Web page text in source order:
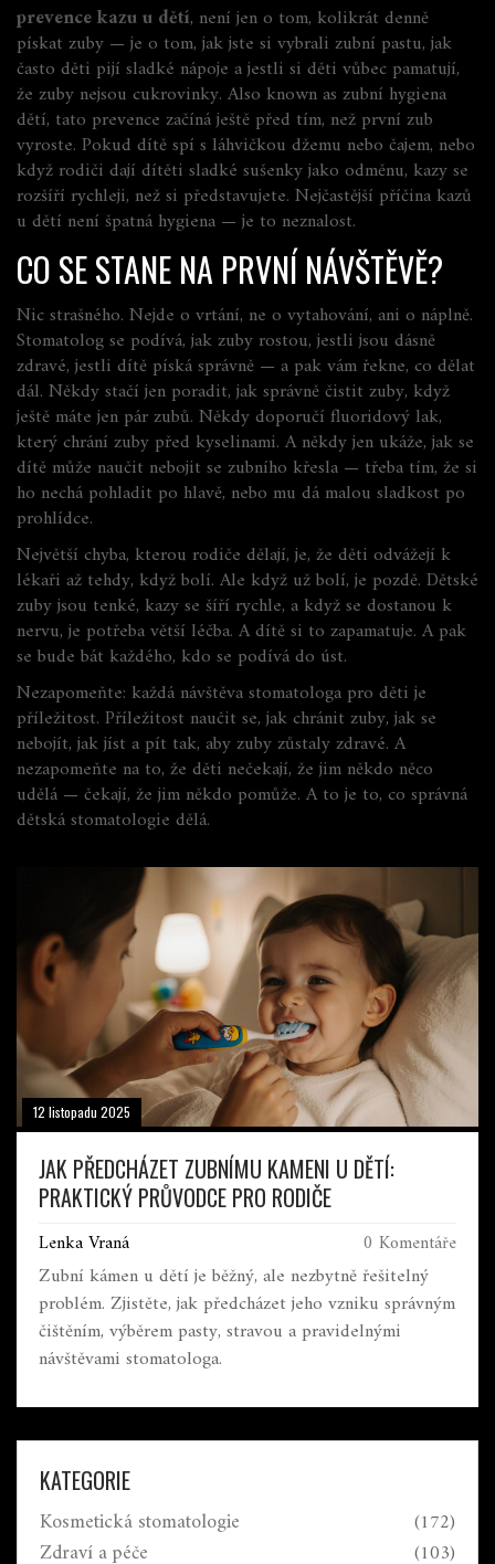
prevence kazu u dětí, není jen o tom, kolikrát denně
pískat zuby — je o tom, jak jste si vybrali zubní pastu, jak
často děti pijí sladké nápoje a jestli si děti vůbec pamatují,
že zuby nejsou cukrovinky. Also known as zubní hygiena
dětí, tato prevence začíná ještě před tím, než první zub
vyroste. Pokud dítě spí s láhvičkou džemu nebo čajem, nebo
když rodiči dají dítěti sladké sušenky jako odměnu, kazy se
rozšíří rychleji, než si představujete. Nejčastější příčina kazů
u dětí není špatná hygiena — je to neznalost.
CO SE STANE NA PRVNÍ NÁVŠTĚVĚ?
Nic strašného. Nejde o vrtání, ne o vytahování, ani o náplně.
Stomatolog se podívá, jak zuby rostou, jestli jsou dásně
zdravé, jestli dítě píská správně — a pak vám řekne, co dělat
dál. Někdy stačí jen poradit, jak správně čistit zuby, když
ještě máte jen pár zubů. Někdy doporučí fluoridový lak,
který chrání zuby před kyselinami. A někdy jen ukáže, jak se
dítě může naučit nebojit se zubního křesla — třeba tím, že si
ho nechá pohladit po hlavě, nebo mu dá malou sladkost po
prohlídce.
Největší chyba, kterou rodiče dělají, je, že děti odvážejí k
lékaři až tehdy, když bolí. Ale když už bolí, je pozdě. Dětské
zuby jsou tenké, kazy se šíří rychle, a když se dostanou k
nervu, je potřeba větší léčba. A dítě si to zapamatuje. A pak
se bude bát každého, kdo se podívá do úst.
Nezapomeňte: každá návštěva stomatologa pro děti je
příležitost. Příležitost naučit se, jak chránit zuby, jak se
nebojít, jak jíst a pít tak, aby zuby zůstaly zdravé. A
nezapomeňte na to, že děti nečekají, že jim někdo něco
udělá — čekají, že jim někdo pomůže. A to je to, co správná
dětská stomatologie dělá.
12 listopadu 2025
JAK PŘEDCHÁZET ZUBNÍMU KAMENI U DĚTÍ:
PRAKTICKÝ PRŮVODCE PRO RODIČE
Lenka Vraná 0 Komentáře
Zubní kámen u dětí je běžný, ale nezbytně řešitelný
problém. Zjistěte, jak předcházet jeho vzniku správným
čištěním, výběrem pasty, stravou a pravidelnými
návštěvami stomatologa.
KATEGORIE
Kosmetická stomatologie (172)
Zdraví a péče (103)